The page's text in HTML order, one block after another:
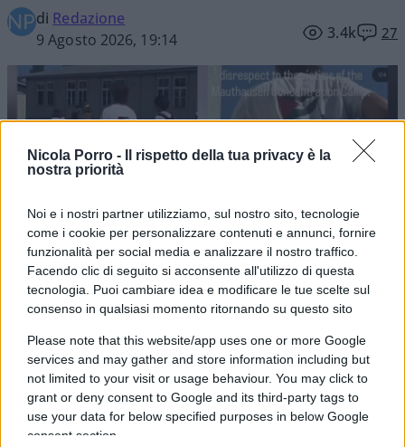
Nicola Porro -
Il rispetto della tua privacy è la
nostra priorità
Noi e i nostri partner utilizziamo, sul nostro sito, tecnologie
come i cookie per personalizzare contenuti e annunci, fornire
funzionalità per social media e analizzare il nostro traffico.
Facendo clic di seguito si acconsente all'utilizzo di questa
tecnologia. Puoi cambiare idea e modificare le tue scelte sul
consenso in qualsiasi momento ritornando su questo sito
Please note that this website/app uses one or more Google
services and may gather and store information including but
not limited to your visit or usage behaviour. You may click to
grant or deny consent to Google and its third-party tags to
use your data for below specified purposes in below Google
consent section.
di Redazione
9 Agosto 2026, 19:14
3.4k 27